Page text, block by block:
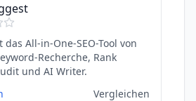
All-in-One-SEO-Tool von
Recherche, Rank
und AI Writer.
Vergleichen